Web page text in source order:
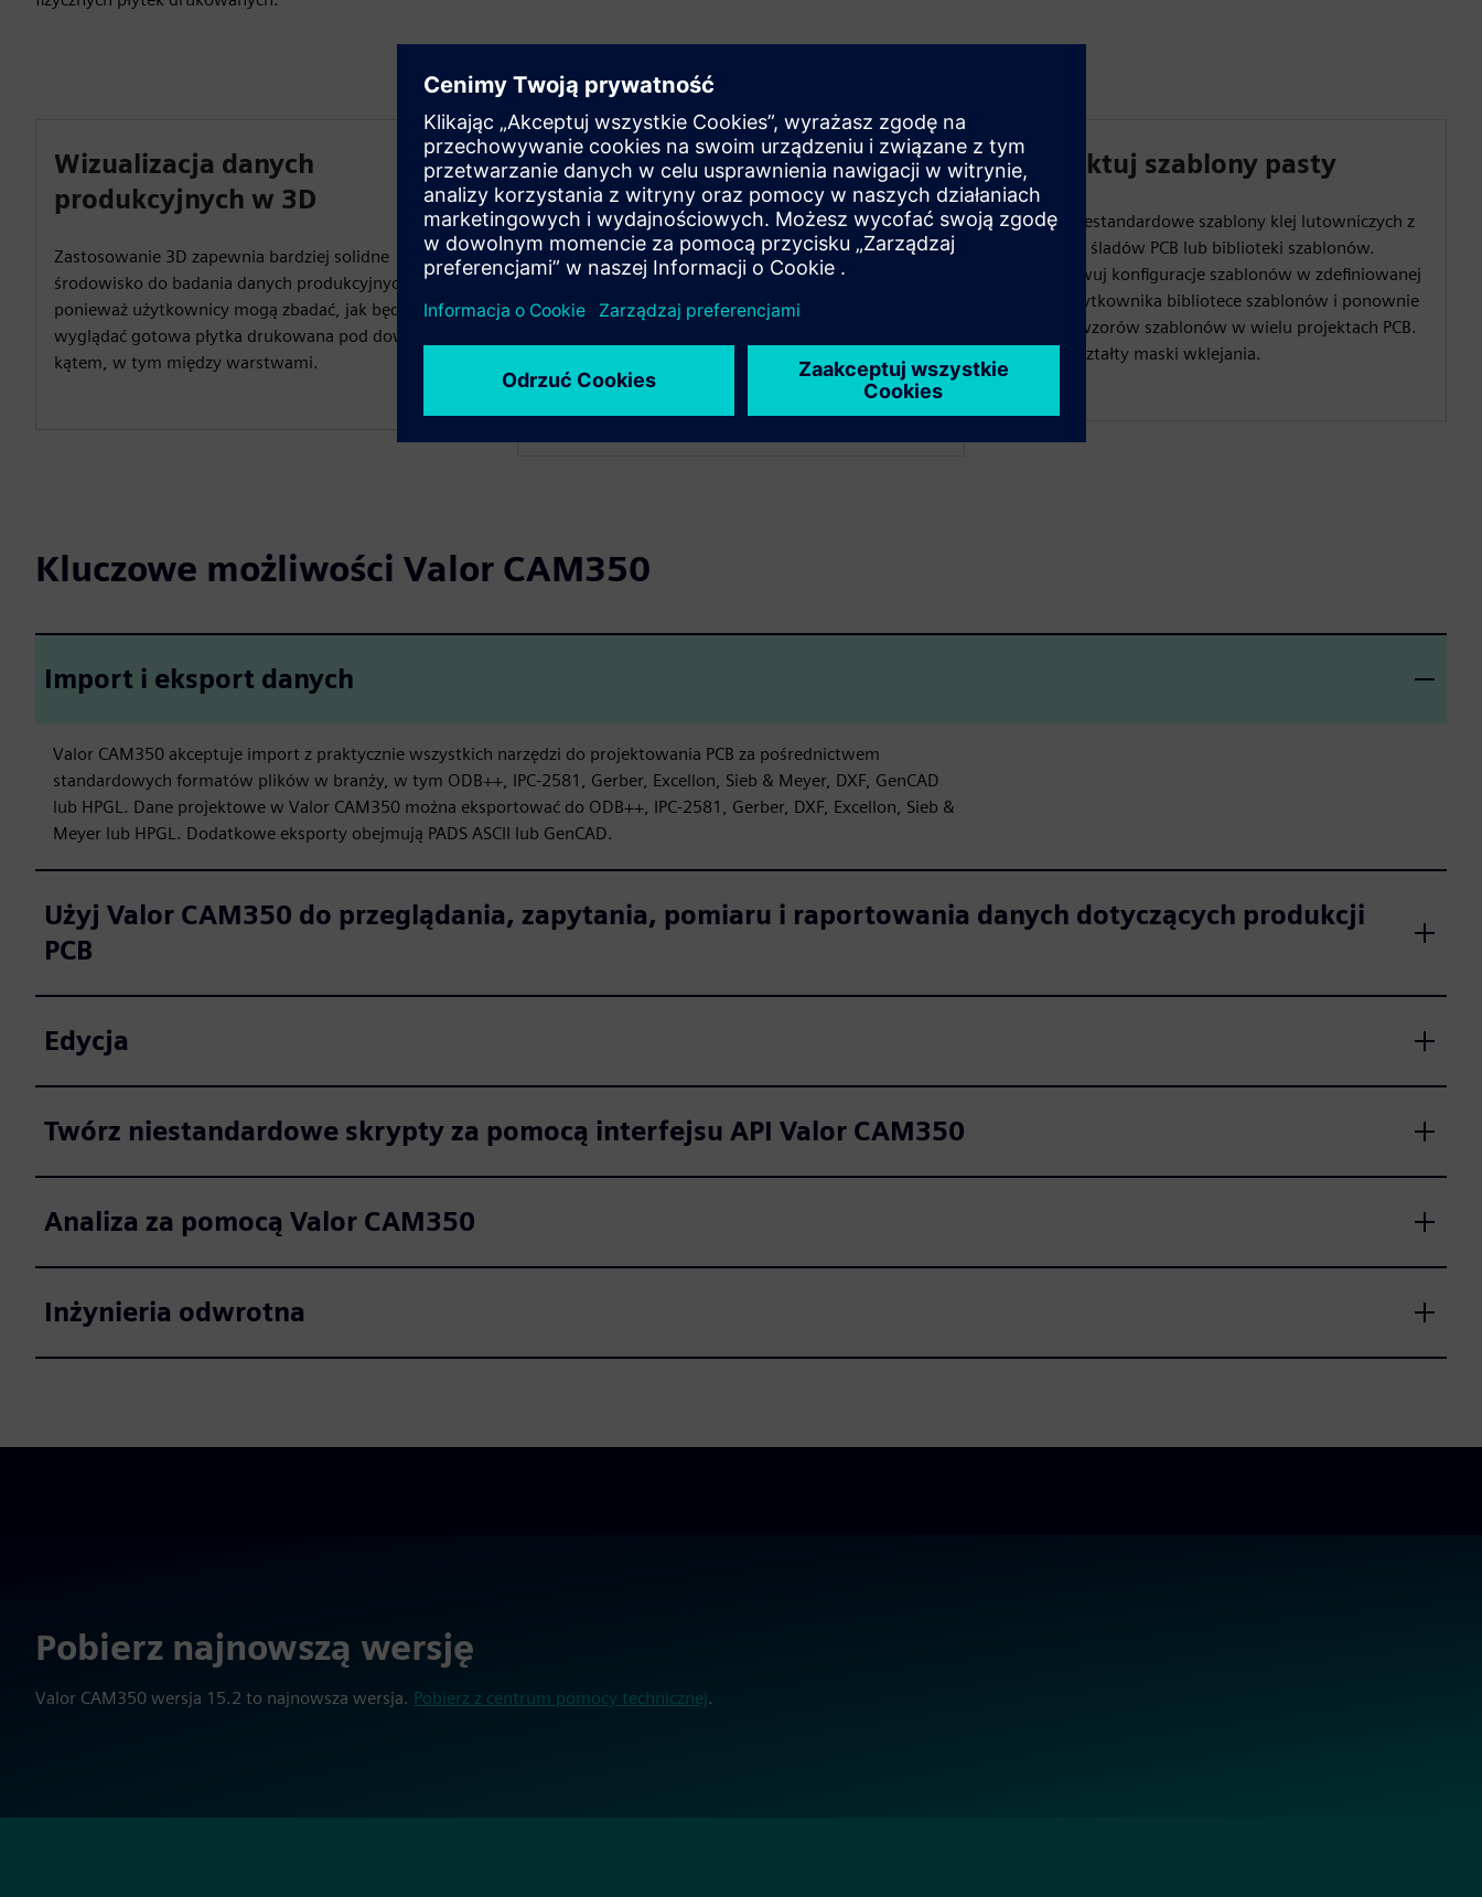
Wizualizacja danych
produkcyjnych w 3D
Zastosowanie 3D zapewnia bardziej solidne
środowisko do badania danych produkcyjnych PCB,
ponieważ użytkownicy mogą zbadać, jak będzie
wyglądać gotowa płytka drukowana pod dowolnym
kątem, w tym między warstwami.
Projektowanie paneli
produkcyjnych
Szybko utwórz panel z wieloma płytkami
drukowanymi, korzystając z funkcji projektu panelu.
Wybierz automatycznego kreatora panelu,
panelu z minimalną ilością odpadów materiałowych
jest przeznaczony dla Ciebie.
Projektuj szablony pasty
Twórz niestandardowe szablony klej lutowniczych z
Gerbera, śladów PCB lub biblioteki szablonów.
Przechowuj konfiguracje szablonów w zdefiniowanej
przez użytkownika bibliotece szablonów i ponownie
używaj wzorów szablonów w wielu projektach PCB.
Twórz kształty maski wklejania.
Kluczowe możliwości Valor CAM350
Import i eksport danych
Valor CAM350 akceptuje import z praktycznie wszystkich narzędzi do projektowania PCB za pośrednictwem
standardowych formatów plików w branży, w tym ODB++, IPC-2581, Gerber, Excellon, Sieb & Meyer, DXF, GenCAD
lub HPGL. Dane projektowe w Valor CAM350 można eksportować do ODB++, IPC-2581, Gerber, DXF, Excellon, Sieb &
Meyer lub HPGL. Dodatkowe eksporty obejmują PADS ASCII lub GenCAD.
Użyj Valor CAM350 do przeglądania, zapytania, pomiaru i raportowania danych dotyczących produkcji
PCB
Edycja
Twórz niestandardowe skrypty za pomocą interfejsu API Valor CAM350
Analiza za pomocą Valor CAM350
Inżynieria odwrotna
Pobierz najnowszą wersję
Valor CAM350 wersja 15.2 to najnowsza wersja. Pobierz z centrum pomocy technicznej.